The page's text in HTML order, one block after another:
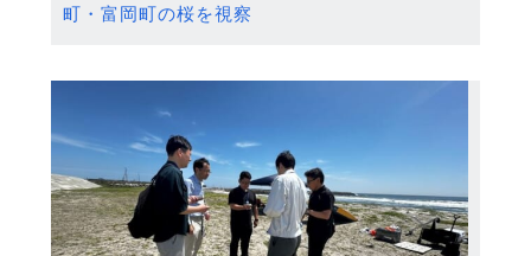
町・富岡町の桜を視察